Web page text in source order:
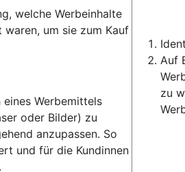
welche Werbeinhalte
um sie zum Kauf
Werbemittels
oder Bilder) zu
anzupassen. So
und für die Kundinnen
Auf
zu